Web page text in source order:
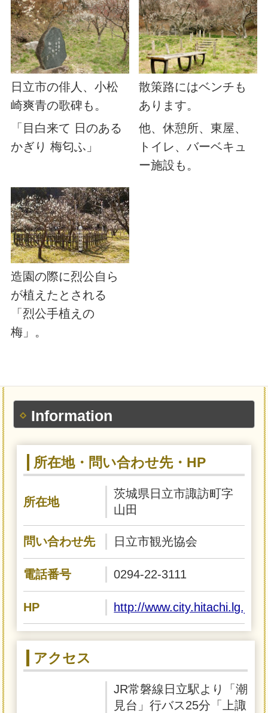
日立市の俳人、小松
崎爽青の歌碑も。
「目白来て 日のある
かぎり 梅匂ふ」
散策路にはベンチも
あります。
他、休憩所、東屋、
トイレ、バーベキュ
ー施設も。
造園の際に烈公自ら
が植えたとされる
「烈公手植えの
梅」。
Information
所在地・問い合わせ先・HP
所在地
茨城県日立市諏訪町字
山田
問い合わせ先 日立市観光協会
電話番号 0294-22-3111
HP http://www.city.hitachi.lg.jp/
アクセス
JR常磐線日立駅より「潮
見台」行バス25分「上諏